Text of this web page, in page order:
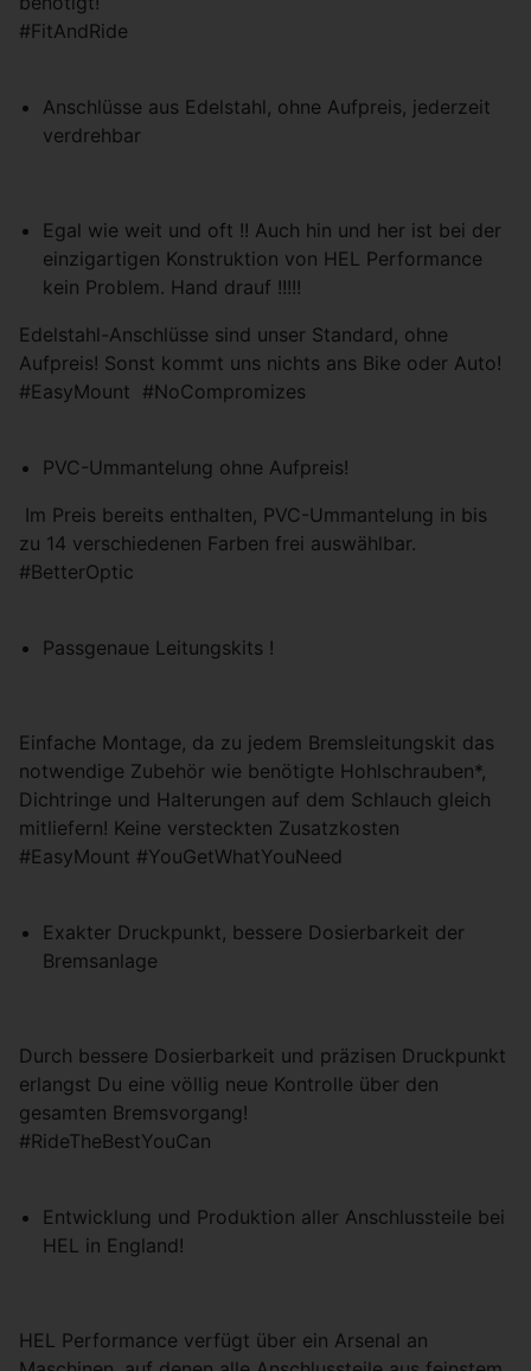
#FitAndRide
Anschlüsse aus Edelstahl, ohne Aufpreis, jederzeit
verdrehbar
Egal wie weit und oft !! Auch hin und her ist bei der
einzigartigen Konstruktion von HEL Performance
kein Problem. Hand drauf !!!!!
Edelstahl-Anschlüsse sind unser Standard, ohne
Aufpreis! Sonst kommt uns nichts ans Bike oder Auto!
#EasyMount #NoCompromizes
PVC-Ummantelung ohne Aufpreis!
Im Preis bereits enthalten, PVC-Ummantelung in bis
zu 14 verschiedenen Farben frei auswählbar.
#BetterOptic
Passgenaue Leitungskits !
Einfache Montage, da zu jedem Bremsleitungskit das
notwendige Zubehör wie benötigte Hohlschrauben*,
Dichtringe und Halterungen auf dem Schlauch gleich
mitliefern! Keine versteckten Zusatzkosten
#EasyMount #YouGetWhatYouNeed
Exakter Druckpunkt, bessere Dosierbarkeit der
Bremsanlage
Durch bessere Dosierbarkeit und präzisen Druckpunkt
erlangst Du eine völlig neue Kontrolle über den
gesamten Bremsvorgang!
#RideTheBestYouCan
Entwicklung und Produktion aller Anschlussteile bei
HEL in England!
HEL Performance verfügt über ein Arsenal an
Partnern (Drittanbieter) geteilt, um z.B.
Einstellungen speichern